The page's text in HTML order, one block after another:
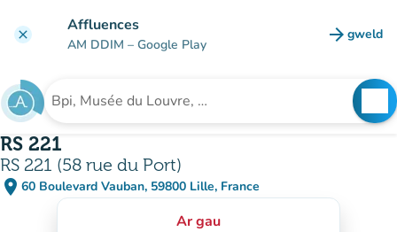
clear Affluences
AM DDIM – Google Play arrow_forward gweld
(tab
Chwilio am sefydliad
RS 221
RS 221 (58 rue du Port)
place 60 Boulevard Vauban, 59800 Lille, France
(agor yn Google Maps)
(tab newydd)
Ar gau